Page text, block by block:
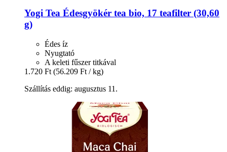
Yogi Tea Édesgyökér tea bio, 17 teafilter (30,60
g)
Édes íz
Nyugtató
A keleti fűszer titkával
1.720 Ft (56.209 Ft / kg)
Szállítás eddig: augusztus 11.